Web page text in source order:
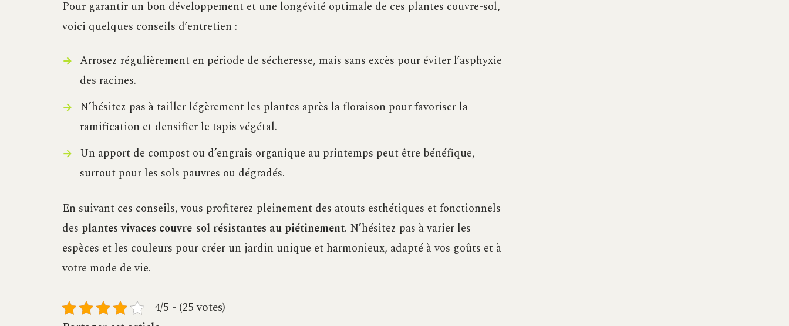
Pour garantir un bon développement et une longévité optimale de ces plantes couvre-sol,
voici quelques conseils d’entretien :
Arrosez régulièrement en période de sécheresse, mais sans excès pour éviter l’asphyxie
des racines.
N’hésitez pas à tailler légèrement les plantes après la floraison pour favoriser la
ramification et densifier le tapis végétal.
Un apport de compost ou d’engrais organique au printemps peut être bénéfique,
surtout pour les sols pauvres ou dégradés.
En suivant ces conseils, vous profiterez pleinement des atouts esthétiques et fonctionnels
des plantes vivaces couvre-sol résistantes au piétinement. N’hésitez pas à varier les
espèces et les couleurs pour créer un jardin unique et harmonieux, adapté à vos goûts et à
votre mode de vie.
4/5 - (25 votes)